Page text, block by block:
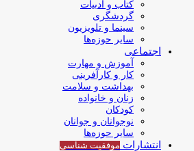
کتاب و ادبیات
گردشگری
سینما و تلویزیون
سایر حوزه‌ها
اجتماعی
آموزش و مهارت
کار و کارآفرینی
بهداشت و سلامت
زنان و خانواده
کودکان
نوجوانان و جوانان
سایر حوزه‌ها
انتشارات موفقیت‌ شناسی